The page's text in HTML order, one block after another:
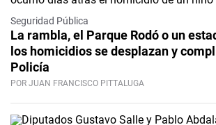
Seguridad Pública
La rambla, el Parque Rodó o un
los homicidios se desplazan y
Policía
POR JUAN FRANCISCO PITTALUGA